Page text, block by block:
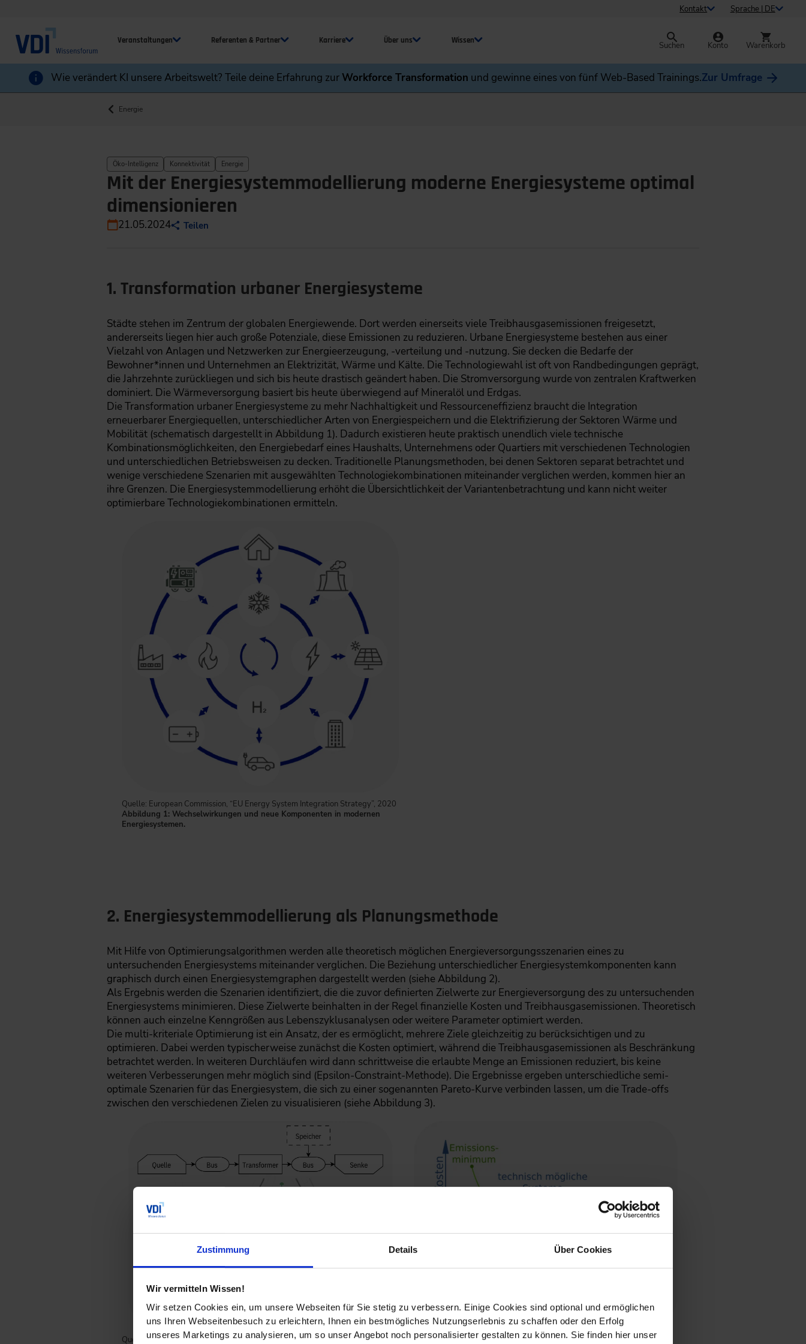
Zustimmung Details Über Cookies
Wir vermitteln Wissen!
Wir setzen Cookies ein, um unsere Webseiten für Sie stetig zu verbessern. Einige Cookies sind optional und ermöglichen
uns Ihren Webseitenbesuch zu erleichtern, Ihnen ein bestmögliches Nutzungserlebnis zu schaffen oder den Erfolg
unseres Marketings zu analysieren, um so unser Angebot noch personalisierter gestalten zu können. Sie finden hier unser
Kontakt Sprache | DE
Veranstaltungen Referenten & Partner Karriere Über uns Wissen Suchen Konto Warenkorb
Wie verändert KI unsere Arbeitswelt? Teile deine Erfahrung zurWorkforce Transformation und gewinne eines von fünf Web-Based Trainings.Zur Umfrage
Energie
Öko-Intelligenz Konnektivität Energie
Mit der Energiesystemmodellierung moderne Energiesysteme optimal
dimensionieren
21.05.2024 Teilen
1. Transformation urbaner Energiesysteme
Städte stehen im Zentrum der globalen Energiewende. Dort werden einerseits viele Treibhausgasemissionen freigesetzt,
andererseits liegen hier auch große Potenziale, diese Emissionen zu reduzieren. Urbane Energiesysteme bestehen aus einer
Vielzahl von Anlagen und Netzwerken zur Energieerzeugung, -verteilung und -nutzung. Sie decken die Bedarfe der
Bewohner*innen und Unternehmen an Elektrizität, Wärme und Kälte. Die Technologiewahl ist oft von Randbedingungen geprägt,
die Jahrzehnte zurückliegen und sich bis heute drastisch geändert haben. Die Stromversorgung wurde von zentralen Kraftwerken
dominiert. Die Wärmeversorgung basiert bis heute überwiegend auf Mineralöl und Erdgas.
Die Transformation urbaner Energiesysteme zu mehr Nachhaltigkeit und Ressourceneffizienz braucht die Integration
erneuerbarer Energiequellen, unterschiedlicher Arten von Energiespeichern und die Elektrifizierung der Sektoren Wärme und
Mobilität (schematisch dargestellt in Abbildung 1). Dadurch existieren heute praktisch unendlich viele technische
Kombinationsmöglichkeiten, den Energiebedarf eines Haushalts, Unternehmens oder Quartiers mit verschiedenen Technologien
und unterschiedlichen Betriebsweisen zu decken. Traditionelle Planungsmethoden, bei denen Sektoren separat betrachtet und
wenige verschiedene Szenarien mit ausgewählten Technologiekombinationen miteinander verglichen werden, kommen hier an
ihre Grenzen. Die Energiesystemmodellierung erhöht die Übersichtlichkeit der Variantenbetrachtung und kann nicht weiter
optimierbare Technologiekombinationen ermitteln.
Quelle: European Commission, “EU Energy System Integration Strategy”, 2020
Abbildung 1: Wechselwirkungen und neue Komponenten in modernen
Energiesystemen.
2. Energiesystemmodellierung als Planungsmethode
Mit Hilfe von Optimierungsalgorithmen werden alle theoretisch möglichen Energieversorgungsszenarien eines zu
untersuchenden Energiesystems miteinander verglichen. Die Beziehung unterschiedlicher Energiesystemkomponenten kann
graphisch durch einen Energiesystemgraphen dargestellt werden (siehe Abbildung 2).
Als Ergebnis werden die Szenarien identifiziert, die die zuvor definierten Zielwerte zur Energieversorgung des zu untersuchenden
Energiesystems minimieren. Diese Zielwerte beinhalten in der Regel finanzielle Kosten und Treibhausgasemissionen. Theoretisch
können auch einzelne Kenngrößen aus Lebenszyklusanalysen oder weitere Parameter optimiert werden.
Die multi-kriteriale Optimierung ist ein Ansatz, der es ermöglicht, mehrere Ziele gleichzeitig zu berücksichtigen und zu
optimieren. Dabei werden typischerweise zunächst die Kosten optimiert, während die Treibhausgasemissionen als Beschränkung
betrachtet werden. In weiteren Durchläufen wird dann schrittweise die erlaubte Menge an Emissionen reduziert, bis keine
weiteren Verbesserungen mehr möglich sind (Epsilon-Constraint-Methode). Die Ergebnisse ergeben unterschiedliche semi-
optimale Szenarien für das Energiesystem, die sich zu einer sogenannten Pareto-Kurve verbinden lassen, um die Trade-offs
zwischen den verschiedenen Zielen zu visualisieren (siehe Abbildung 3).
Quelle: Klemm & Vennemann, Modellierung urbaner Energiesysteme im Projekt
Quelle: www.fh.ms/esym